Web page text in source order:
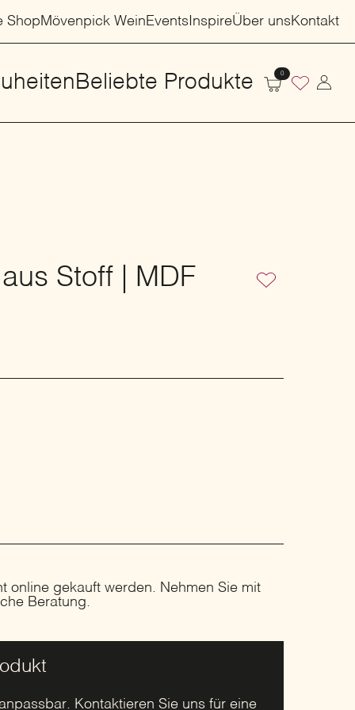
ShopMövenpick WeinEvents InspireÜber unsKontakt
Beliebte Produkte 0
Stoff | MDF
online gekauft werden. Nehmen Sie mit
Beratung.
Kontaktieren Sie uns für eine